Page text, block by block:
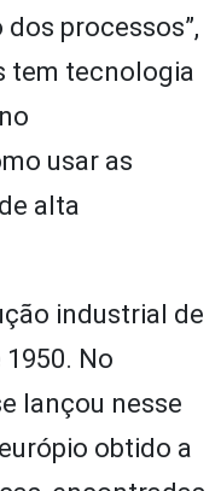
processos”,
tem tecnologia
usar as
alta
industrial de
No
lançou nesse
obtido a